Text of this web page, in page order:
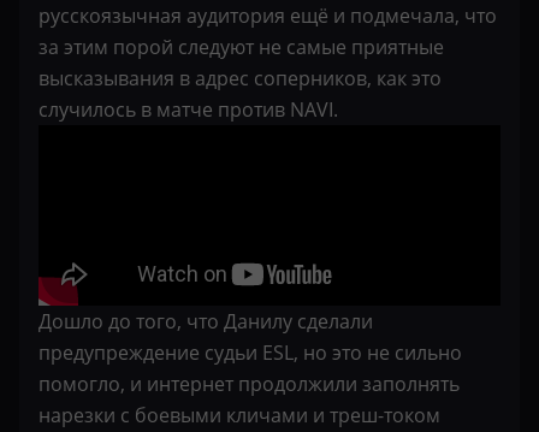
русскоязычная аудитория ещё и подмечала, что
за этим порой следуют не самые приятные
высказывания в адрес соперников, как это
случилось в матче против NAVI.
Дошло до того, что Данилу сделали
предупреждение судьи ESL, но это не сильно
помогло, и интернет продолжили заполнять
нарезки с боевыми кличами и треш-током